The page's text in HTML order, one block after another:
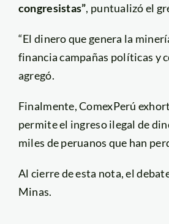
congresistas”, puntualizó el
“El dinero que genera la
financia campañas políticas y
agregó.
Finalmente, ComexPerú
permite el ingreso ilegal de
miles de peruanos que han
Al cierre de esta nota, el
Minas.